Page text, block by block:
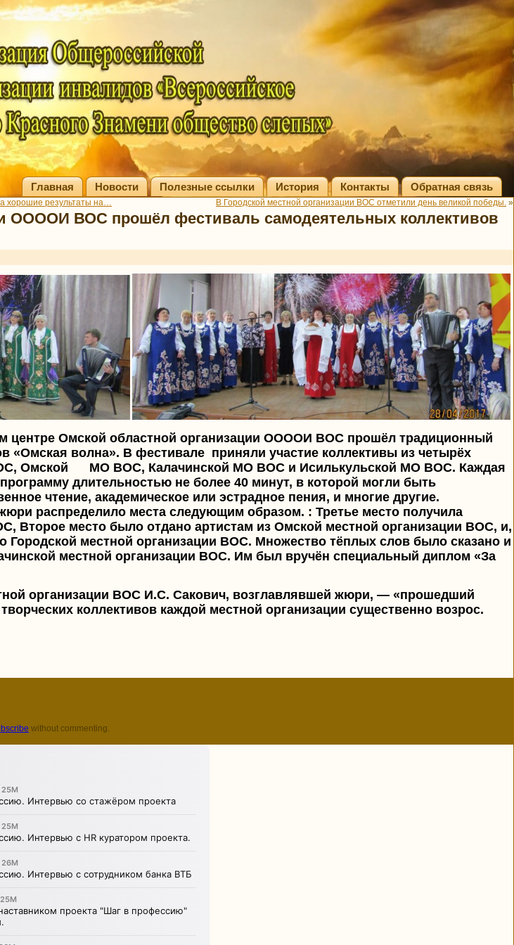
Главная Новости Полезные ссылки История Контакты Обратная связь
хорошие результаты на… В Городской местной организации ВОС отметили день великой победы. »
ООООИ ВОС прошёл фестиваль самодеятельных коллективов
центре Омской областной организации ООООИ ВОС прошёл традиционный
«Омская волна». В фестивале приняли участие коллективы из четырёх
Омской МО ВОС, Калачинской МО ВОС и Исилькульской МО ВОС. Каждая
длительностью не более 40 минут, в которой могли быть
чтение, академическое или эстрадное пения, и многие другие.
распределило места следующим образом. : Третье место получила
Второе место было отдано артистам из Омской местной организации ВОС, и,
Городской местной организации ВОС. Множество тёплых слов было сказано и
местной организации ВОС. Им был вручён специальный диплом «За
организации ВОС И.С. Сакович, возглавлявшей жюри, — «прошедший
коллективов каждой местной организации существенно возрос.
without commenting.